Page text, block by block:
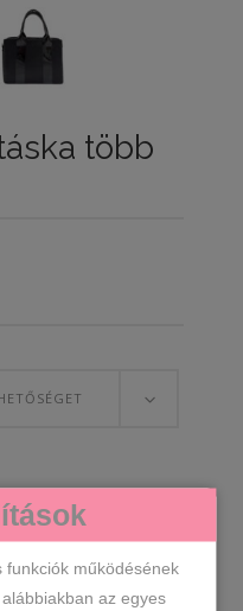
több
funkciók működésének
az egyes